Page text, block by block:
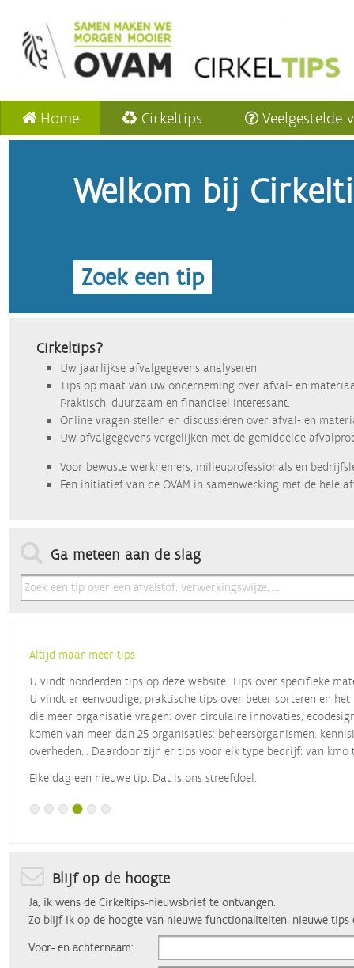
Home Cirkeltips Veelgestelde
Welkom bij
Zoek een tip
Cirkeltips?
Uw jaarlijkse afvalgegevens analyseren
Tips op maat van uw onderneming over afval- en
Praktisch, duurzaam en financieel interessant.
Online vragen stellen en discussiëren over afval- en
Uw afvalgegevens vergelijken met de gemiddelde
Voor bewuste werknemers, milieuprofessionals en
Een initiatief van de OVAM in samenwerking met de hele
Ga meteen aan de slag
Altijd maar meer tips
U vindt honderden tips op deze website. Tips over specifieke
U vindt er eenvoudige, praktische tips over beter sorteren en
die meer organisatie vragen: over circulaire innovaties,
komen van meer dan 25 organisaties: beheersorganismen,
overheden... Daardoor zijn er tips voor elk type bedrijf: van
Elke dag een nieuwe tip. Dat is ons streefdoel.
Blijf op de hoogte
Ja, ik wens de Cirkeltips-nieuwsbrief te ontvangen.
Zo blijf ik op de hoogte van nieuwe functionaliteiten, nieuwe tips
Voor- en achternaam: